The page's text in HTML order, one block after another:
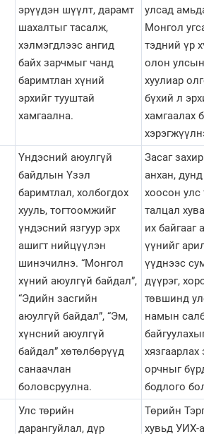
эрүүдэн шүүлт, дарамт
шахалтыг тасалж,
хэлмэгдлээс ангид
байх зарчмыг чанд
баримтлан хүний
эрхийг тууштай
хамгаална.
улсад
Монгол
тэдний үр
олон улсын
хуулиар
бүхий л
хамгаалах
Үндэсний аюулгүй
байдлын Үзэл
баримтлал, холбогдох
хууль, тогтоомжийг
үндэсний язгуур эрх
ашигт нийцүүлэн
шинэчилнэ. “Монгол
хүний аюулгүй байдал”,
“Эдийн засгийн
аюулгүй байдал”, “Эм,
хүнсний аюулгүй
байдал” хөтөлбөрүүд
санаачлан
боловсруулна.
Засаг
анхан,
хоосон улс
талцал
их байгааг
үүнийг
үүднээс
дүүрэг,
төвшинд
намын
хязгаарлах
орчныг
бодлого
Улс төрийн
дарангуйлал, дүр
Төрийн
хувьд УИХ-